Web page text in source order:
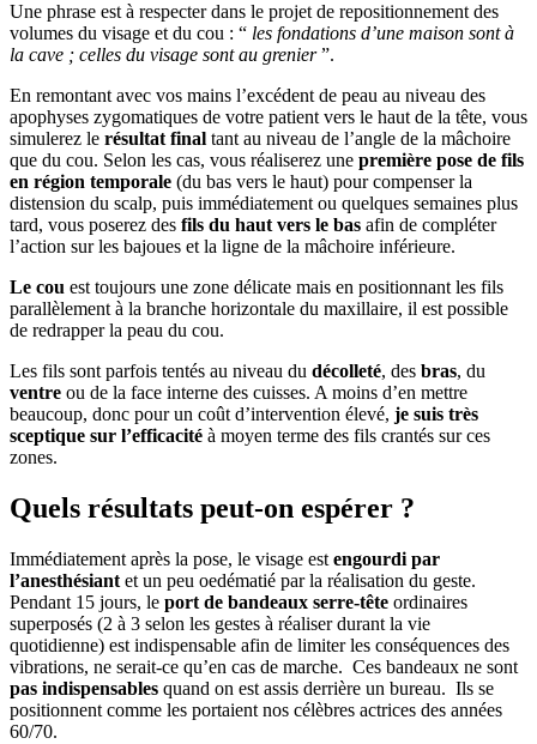
Une phrase est à respecter dans le projet de repositionnement des
volumes du visage et du cou : “ les fondations d’une maison sont à
la cave ; celles du visage sont au grenier”.
En remontant avec vos mains l’excédent de peau au niveau des
apophyses zygomatiques de votre patient vers le haut de la tête, vous
simulerez le résultat final tant au niveau de l’angle de la mâchoire
que du cou. Selon les cas, vous réaliserez une première pose de fils
en région temporale (du bas vers le haut) pour compenser la
distension du scalp, puis immédiatement ou quelques semaines plus
tard, vous poserez des fils du haut vers le bas afin de compléter
l’action sur les bajoues et la ligne de la mâchoire inférieure.
Le cou est toujours une zone délicate mais en positionnant les fils
parallèlement à la branche horizontale du maxillaire, il est possible
de redrapper la peau du cou.
Les fils sont parfois tentés au niveau du décolleté, des bras, du
ventre ou de la face interne des cuisses. A moins d’en mettre
beaucoup, donc pour un coût d’intervention élevé, je suis très
sceptique sur l’efficacité à moyen terme des fils crantés sur ces
zones.
Quels résultats peut-on espérer ?
Immédiatement après la pose, le visage est engourdi par
l’anesthésiant et un peu oedématié par la réalisation du geste.
Pendant 15 jours, le port de bandeaux serre-tête ordinaires
superposés (2 à 3 selon les gestes à réaliser durant la vie
quotidienne) est indispensable afin de limiter les conséquences des
vibrations, ne serait-ce qu’en cas de marche. Ces bandeaux ne sont
pas indispensables quand on est assis derrière un bureau. Ils se
positionnent comme les portaient nos célèbres actrices des années
60/70.